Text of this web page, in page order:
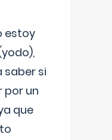
estoy
saber si
por un
que